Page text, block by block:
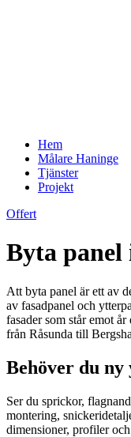
Hem
Målare Haninge
Tjänster
Projekt
Offert
Byta panel
Att byta panel är ett av
av fasadpanel och
fasader som står emot
från Råsunda till
Behöver du
Ser du sprickor,
montering,
dimensioner, profiler